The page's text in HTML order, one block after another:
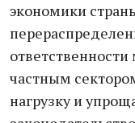
экономики
частным
нагрузку и